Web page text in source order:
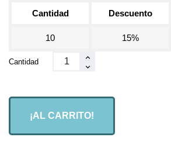
Cantidad Descuento
10 15%
Cantidad
¡AL CARRITO!